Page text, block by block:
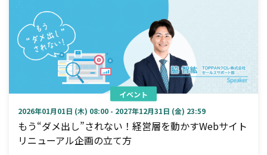
イベント
2026年01月01日 (木) 08:00 - 2027年12月31日 (金) 23:59
もう“ダメ出し”されない！経営層を動かすWebサイト
リニューアル企画の立て方